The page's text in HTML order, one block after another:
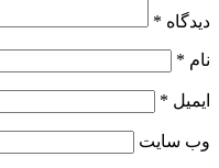
دیدگاه *
نام *
ایمیل *
وب‌ سایت